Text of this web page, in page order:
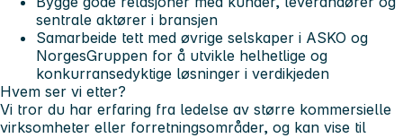
sentrale aktører i bransjen
Samarbeide tett med øvrige selskaper i ASKO og
NorgesGruppen for å utvikle helhetlige og
konkurransedyktige løsninger i verdikjeden
Hvem ser vi etter?
Vi tror du har erfaring fra ledelse av større kommersielle
virksomheter eller forretningsområder, og kan vise til